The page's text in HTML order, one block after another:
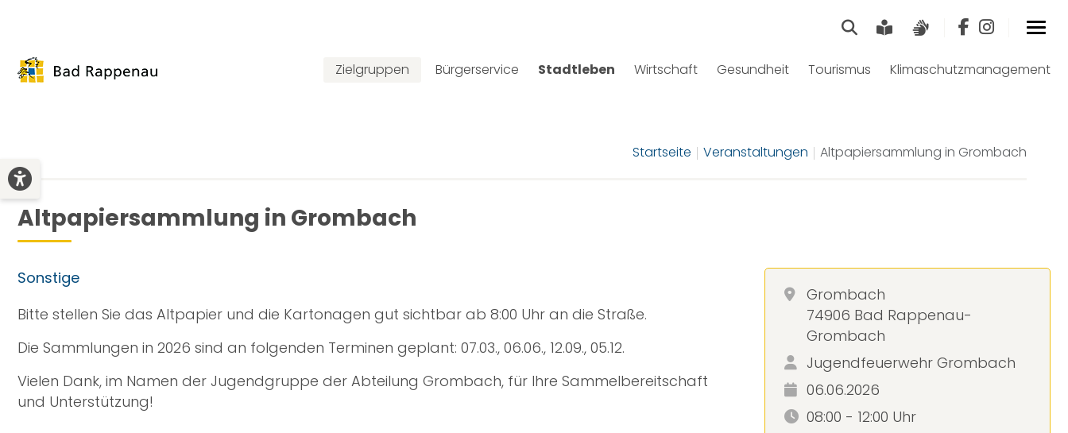
SucheLeichte Sprache
Zielgruppen Bürgerservice Stadtleben Wirtschaft Gesundheit Tourismus Klimaschutzmanagement
Startseite Veranstaltungen Altpapiersammlung in Grombach
Altpapiersammlung in Grombach
Sonstige
Bitte stellen Sie das Altpapier und die Kartonagen gut sichtbar ab 8:00 Uhr an die Straße.
Die Sammlungen in 2026 sind an folgenden Terminen geplant: 07.03., 06.06., 12.09., 05.12.
Vielen Dank, im Namen der Jugendgruppe der Abteilung Grombach, für Ihre Sammelbereitschaft
und Unterstützung!
Grombach
74906 Bad Rappenau-
Grombach
Jugendfeuerwehr Grombach
06.06.2026
08:00 - 12:00 Uhr